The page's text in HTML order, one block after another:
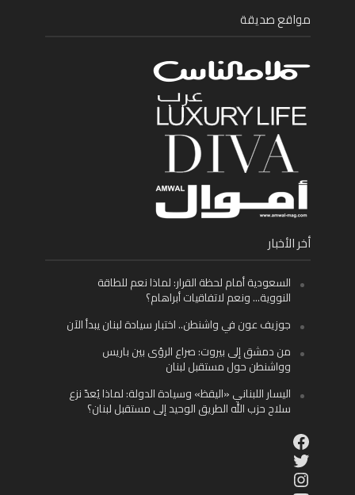
مواقع صديقة
أخر الأخبار
السعودية أمام لحظة القرار: لماذا نعم للطاقة
النووية… ونعم لاتفاقيات أبراهام؟
جوزيف عون في واشنطن.. اختبار سيادة لبنان يبدأ الآن
من دمشق إلى بيروت: صراع الرؤى بين باريس
وواشنطن حول مستقبل لبنان
اليسار اللبناني «اليقظ» وسيادة الدولة: لماذا يُعدّ نزع
سلاح حزب الله الطريق الوحيد إلى مستقبل لبنان؟
Facebook
Twitter
Instagram